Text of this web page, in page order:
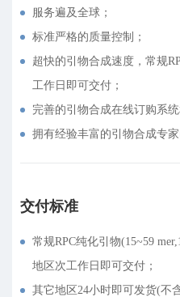
服务遍及全球；
标准严格的质量控制；
超快的引物合成速度，常规
工作日即可交付；
完善的引物合成在线订购系统
拥有经验丰富的引物合成专家
交付标准
常规RPC纯化引物(15~59
地区次工作日即可交付；
其它地区24小时即可发货(不